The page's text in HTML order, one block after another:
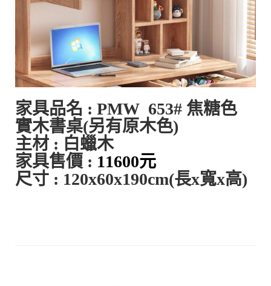
家具品名 : PMW 653# 焦糖色
實木書桌(另有原木色)
主材 : 白蠟木
家具售價 : 11600元
尺寸 : 120x60x190cm(長x寬x高)